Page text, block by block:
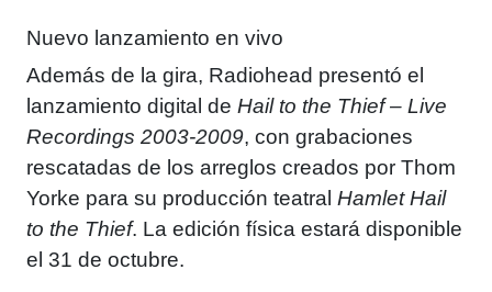
Nuevo lanzamiento en vivo
Además de la gira, Radiohead presentó el
lanzamiento digital de Hail to the Thief – Live
Recordings 2003-2009, con grabaciones
rescatadas de los arreglos creados por Thom
Yorke para su producción teatral Hamlet Hail
to the Thief. La edición física estará disponible
el 31 de octubre.